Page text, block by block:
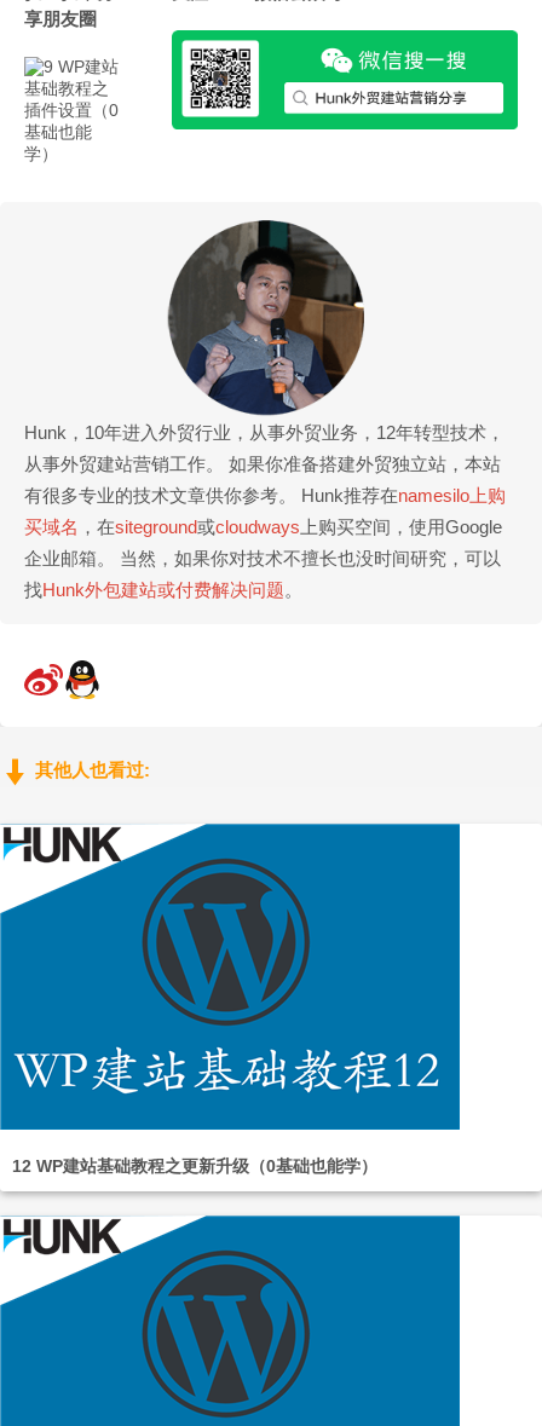
享朋友圈
Hunk，10年进入外贸行业，从事外贸业务，12年转型技术，
从事外贸建站营销工作。 如果你准备搭建外贸独立站，本站
有很多专业的技术文章供你参考。 Hunk推荐在namesilo上购
买域名 ，在siteground或cloudways 上购买空间，使用Google
企业邮箱。 当然，如果你对技术不擅长也没时间研究，可以
找Hunk外包建站或付费解决问题。
其他人也看过:
12 WP建站基础教程之更新升级（0基础也能学）